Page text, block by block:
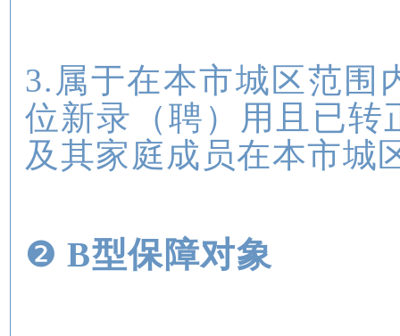
3.属于在本市城区范围
位新录（聘）用且已转
及其家庭成员在本市城
❷ B型保障对象